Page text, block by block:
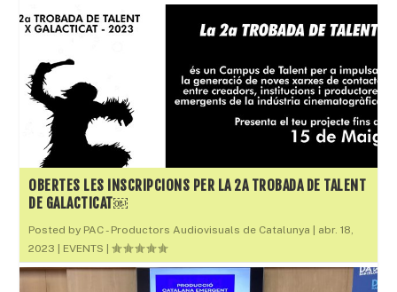
OBERTES LES INSCRIPCIONS PER LA 2A TROBADA DE TALENT
DE GALACTICAT￼
Posted by PAC - Productors Audiovisuals de Catalunya | abr. 18,
2023 | EVENTS |